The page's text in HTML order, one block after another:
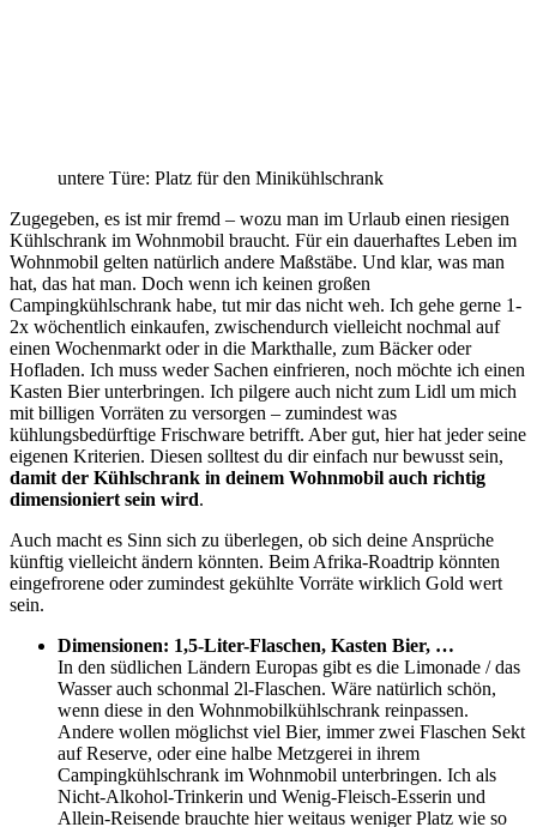
untere Türe: Platz für den Minikühlschrank
Zugegeben, es ist mir fremd – wozu man im Urlaub einen riesigen
Kühlschrank im Wohnmobil braucht. Für ein dauerhaftes Leben im
Wohnmobil gelten natürlich andere Maßstäbe. Und klar, was man
hat, das hat man. Doch wenn ich keinen großen
Campingkühlschrank habe, tut mir das nicht weh. Ich gehe gerne 1-
2x wöchentlich einkaufen, zwischendurch vielleicht nochmal auf
einen Wochenmarkt oder in die Markthalle, zum Bäcker oder
Hofladen. Ich muss weder Sachen einfrieren, noch möchte ich einen
Kasten Bier unterbringen. Ich pilgere auch nicht zum Lidl um mich
mit billigen Vorräten zu versorgen – zumindest was
kühlungsbedürftige Frischware betrifft. Aber gut, hier hat jeder seine
eigenen Kriterien. Diesen solltest du dir einfach nur bewusst sein,
damit der Kühlschrank in deinem Wohnmobil auch richtig
dimensioniert sein wird.
Auch macht es Sinn sich zu überlegen, ob sich deine Ansprüche
künftig vielleicht ändern könnten. Beim Afrika-Roadtrip könnten
eingefrorene oder zumindest gekühlte Vorräte wirklich Gold wert
sein.
Dimensionen: 1,5-Liter-Flaschen, Kasten Bier, …
In den südlichen Ländern Europas gibt es die Limonade / das
Wasser auch schonmal 2l-Flaschen. Wäre natürlich schön,
wenn diese in den Wohnmobilkühlschrank reinpassen.
Andere wollen möglichst viel Bier, immer zwei Flaschen Sekt
auf Reserve, oder eine halbe Metzgerei in ihrem
Campingkühlschrank im Wohnmobil unterbringen. Ich als
Nicht-Alkohol-Trinkerin und Wenig-Fleisch-Esserin und
Allein-Reisende brauchte hier weitaus weniger Platz wie so